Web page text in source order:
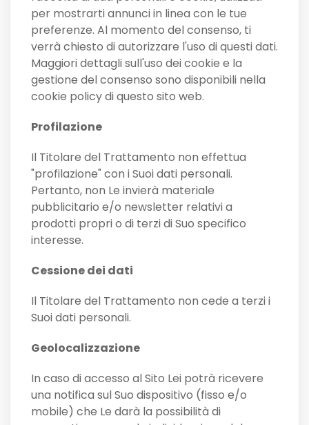
per mostrarti annunci in linea con le tue
preferenze. Al momento del consenso, ti
verrà chiesto di autorizzare l'uso di questi dati.
Maggiori dettagli sull'uso dei cookie e la
gestione del consenso sono disponibili nella
cookie policy di questo sito web.
Profilazione
Il Titolare del Trattamento non effettua
"profilazione" con i Suoi dati personali.
Pertanto, non Le invierà materiale
pubblicitario e/o newsletter relativi a
prodotti propri o di terzi di Suo specifico
interesse.
Cessione dei dati
Il Titolare del Trattamento non cede a terzi i
Suoi dati personali.
Geolocalizzazione
In caso di accesso al Sito Lei potrà ricevere
una notifica sul Suo dispositivo (fisso e/o
mobile) che Le darà la possibilità di